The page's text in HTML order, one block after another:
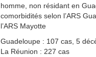
homme, non résidant en
comorbidités selon l’ARS
l’ARS Mayotte
Guadeloupe : 107 cas, 5
La Réunion : 227 cas